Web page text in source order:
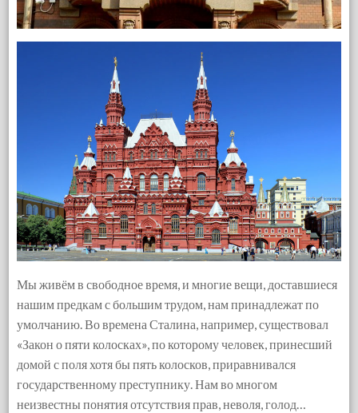
Мы живём в свободное время, и многие вещи, доставшиеся
нашим предкам с большим трудом, нам принадлежат по
умолчанию. Во времена Сталина, например, существовал
«Закон о пяти колосках», по которому человек, принесший
домой с поля хотя бы пять колосков, приравнивался
государственному преступнику. Нам во многом
неизвестны понятия отсутствия прав, неволя, голод…